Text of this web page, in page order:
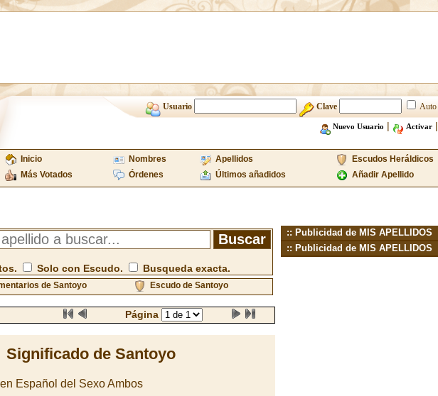
Usuario Clave Auto
Nuevo Usuario | Activar|
Inicio Nombres Apellidos
Escudos Heráldicos
Más Votados
Órdenes Últimos añadidos Añadir Apellido
Solo con Escudo. Busqueda exacta.
de Santoyo Escudo de Santoyo
Página
Significado de Santoyo
Español del Sexo Ambos
:: Publicidad de MIS APELLIDOS
:: Publicidad de MIS APELLIDOS